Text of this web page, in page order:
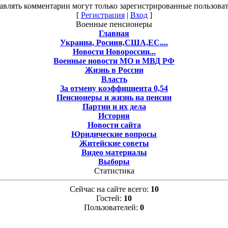
комментарии могут только зарегистрированные
[ Регистрация| Вход]
Военные пенсионеры
Главная
Украина, Росиия,США,ЕС....
Новости Новороссии...
Военные новости МО и МВД РФ
Жизнь в России
Власть
За отмену коэффициента 0,54
Пенсионеры и жизнь на пенсии
Партии и их дела
История
Новости сайта
Юридические вопросы
Житейские советы
Видео материалы
Выборы
Статистика
Сейчас на сайте всего: 10
Гостей: 10
Пользователей: 0